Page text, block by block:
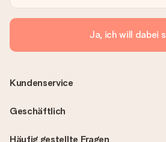
Ja, ich will dabei
Häufig gestellte Fragen
Kundenservice
Geschäftlich